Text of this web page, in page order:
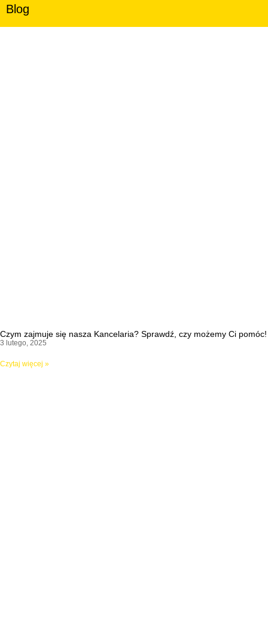
Blog
Czym zajmuje się nasza Kancelaria? Sprawdź, czy możemy Ci pomóc!
3 lutego, 2025
Czytaj więcej »